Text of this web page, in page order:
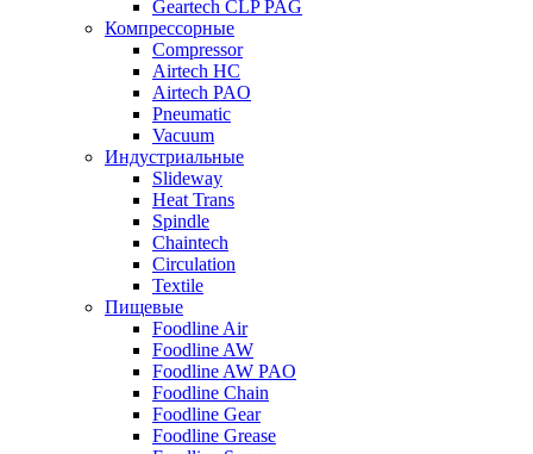
Geartech CLP PAG
Компрессорные
Compressor
Airtech HC
Airtech PAO
Pneumatic
Vacuum
Индустриальные
Slideway
Heat Trans
Spindle
Chaintech
Circulation
Textile
Пищевые
Foodline Air
Foodline AW
Foodline AW PAO
Foodline Chain
Foodline Gear
Foodline Grease